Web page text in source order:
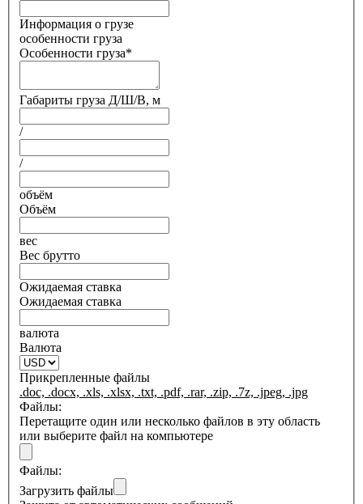
Информация о грузе
особенности груза
Особенности груза*
Габариты груза Д/Ш/В, м
/
/
объём
Объём
вес
Вес брутто
Ожидаемая ставка
Ожидаемая ставка
валюта
Валюта
Прикрепленные файлы
.doc, .docx, .xls, .xlsx, .txt, .pdf, .rar, .zip, .7z, .jpeg, .jpg
Файлы:
Перетащите один или несколько файлов в эту область
или выберите файл на компьютере
Файлы:
Загрузить файлы